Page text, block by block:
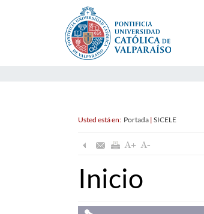
Usted está en: Portada| SICELE
Inicio